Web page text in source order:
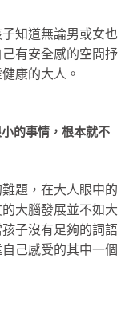
知道無論男或女也
有安全感的空間抒
康的大人。
的事情，根本就不
題，在大人眼中的
大腦發展並不如大
子沒有足夠的詞語
己感受的其中一個